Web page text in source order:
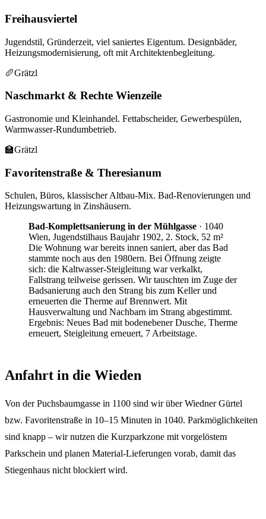
Freihausviertel
Jugendstil, Gründerzeit, viel saniertes Eigentum. Designbäder,
Heizungsmodernisierung, oft mit Architektenbegleitung.
🥖Grätzl
Naschmarkt & Rechte Wienzeile
Gastronomie und Kleinhandel. Fettabscheider, Gewerbespülen,
Warmwasser-Rundumbetrieb.
🏫Grätzl
Favoritenstraße & Theresianum
Schulen, Büros, klassischer Altbau-Mix. Bad-Renovierungen und
Heizungswartung in Zinshäusern.
Bad-Komplettsanierung in der Mühlgasse · 1040
Wien, Jugendstilhaus Baujahr 1902, 2. Stock, 52 m²
Die Wohnung war bereits innen saniert, aber das Bad
stammte noch aus den 1980ern. Bei Öffnung zeigte
sich: die Kaltwasser-Steigleitung war verkalkt,
Fallstrang teilweise gerissen. Wir tauschten im Zuge der
Badsanierung auch den Strang bis zum Keller und
erneuerten die Therme auf Brennwert. Mit
Hausverwaltung und Nachbarn im Strang abgestimmt.
Ergebnis: Neues Bad mit bodenebener Dusche, Therme
erneuert, Steigleitung erneuert, 7 Arbeitstage.
Anfahrt in die Wieden
Von der Puchsbaumgasse in 1100 sind wir über Wiedner Gürtel
bzw. Favoritenstraße in 10–15 Minuten in 1040. Parkmöglichkeiten
sind knapp – wir nutzen die Kurzparkzone mit vorgelöstem
Parkschein und planen Material-Lieferungen vorab, damit das
Stiegenhaus nicht blockiert wird.